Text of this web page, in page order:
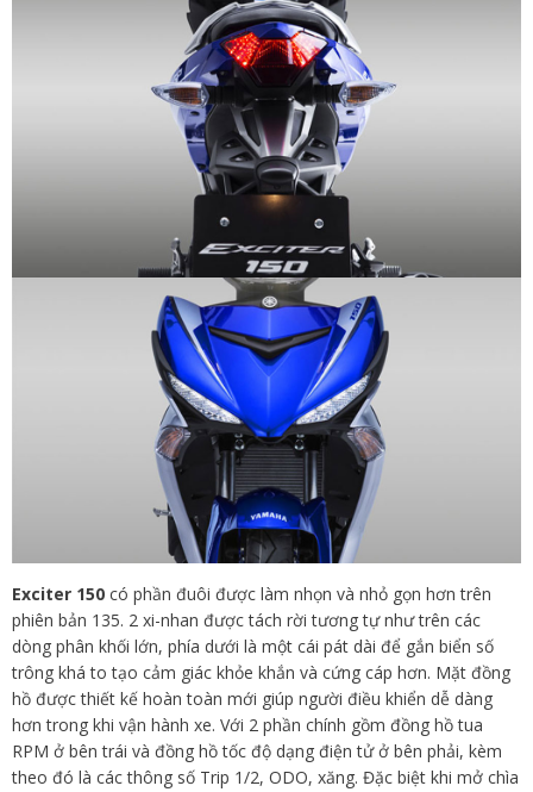
Exciter 150 có phần đuôi được làm nhọn và nhỏ gọn hơn trên
phiên bản 135. 2 xi-nhan được tách rời tương tự như trên các
dòng phân khối lớn, phía dưới là một cái pát dài để gắn biển số
trông khá to tạo cảm giác khỏe khắn và cứng cáp hơn. Mặt đồng
hồ được thiết kế hoàn toàn mới giúp người điều khiển dễ dàng
hơn trong khi vận hành xe. Với 2 phần chính gồm đồng hồ tua
RPM ở bên trái và đồng hồ tốc độ dạng điện tử ở bên phải, kèm
theo đó là các thông số Trip 1/2, ODO, xăng. Đặc biệt khi mở chìa